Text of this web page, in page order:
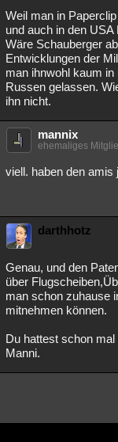
Weil man in
und auch in den
Wäre Schauberger
Entwicklungen der
man ihnwohl kaum
Russen gelassen.
ihn nicht.
mannix
ehemaliges
viell. haben den amis
darthhotz
Genau, und den
über
man schon zuhause
mitnehmen können.
Du hattest schon
Manni.